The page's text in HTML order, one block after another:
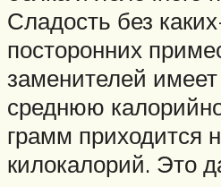
Сладость без
посторонних
заменителей
среднюю
грамм приходится
килокалорий. Это